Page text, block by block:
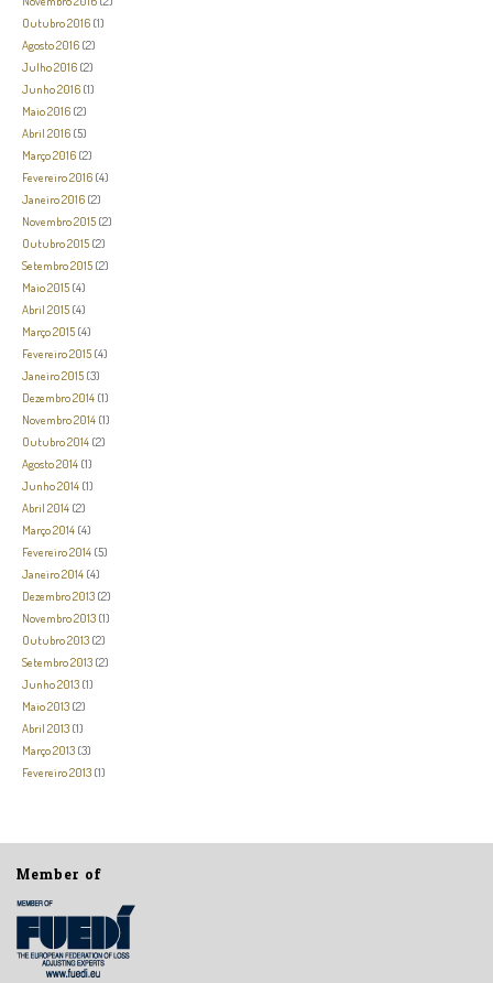
Outubro 2016 (1)
Agosto 2016 (2)
Julho 2016 (2)
Junho 2016 (1)
Maio 2016 (2)
Abril 2016 (5)
Março 2016 (2)
Fevereiro 2016 (4)
Janeiro 2016 (2)
Novembro 2015 (2)
Outubro 2015 (2)
Setembro 2015 (2)
Maio 2015 (4)
Abril 2015 (4)
Março 2015 (4)
Fevereiro 2015 (4)
Janeiro 2015 (3)
Dezembro 2014 (1)
Novembro 2014 (1)
Outubro 2014 (2)
Agosto 2014 (1)
Junho 2014 (1)
Abril 2014 (2)
Março 2014 (4)
Fevereiro 2014 (5)
Janeiro 2014 (4)
Dezembro 2013 (2)
Novembro 2013 (1)
Outubro 2013 (2)
Setembro 2013 (2)
Junho 2013 (1)
Maio 2013 (2)
Abril 2013 (1)
Março 2013 (3)
Fevereiro 2013 (1)
Member of